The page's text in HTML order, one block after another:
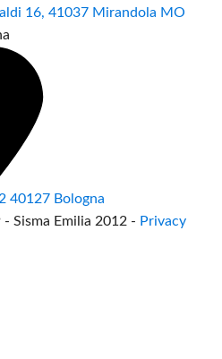
16, 41037 Mirandola MO
40127 Bologna
Sisma Emilia 2012 - Privacy